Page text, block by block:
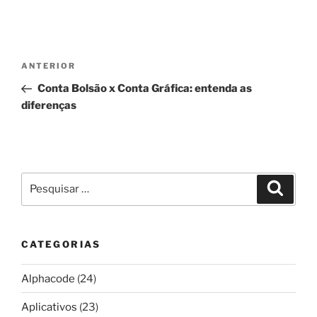
Navegação
Post
Post
anterior
ANTERIOR
Conta Bolsão x Conta Gráfica: entenda as
diferenças
por:
CATEGORIAS
Alphacode (24)
Aplicativos (23)